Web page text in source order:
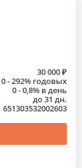
30 000 ₽
0 - 292% годовых
0 - 0,8% в день
до 31 дн.
651303532002603